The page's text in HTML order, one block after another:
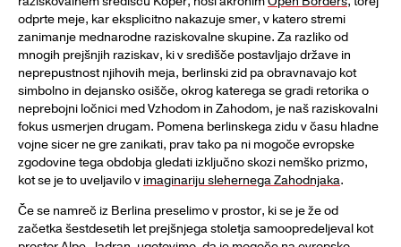
odprte meje, kar eksplicitno nakazuje smer, v katero stremi
zanimanje mednarodne raziskovalne skupine. Za razliko od
mnogih prejšnjih raziskav, ki v središče postavljajo države in
neprepustnost njihovih meja, berlinski zid pa obravnavajo kot
simbolno in dejansko osišče, okrog katerega se gradi retorika o
neprebojni ločnici med Vzhodom in Zahodom, je naš raziskovalni
fokus usmerjen drugam. Pomena berlinskega zidu v času hladne
vojne sicer ne gre zanikati, prav tako pa ni mogoče evropske
zgodovine tega obdobja gledati izključno skozi nemško prizmo,
kot se je to uveljavilo v imaginariju slehernega Zahodnjaka.
Če se namreč iz Berlina preselimo v prostor, ki se je že od
začetka šestdesetih let prejšnjega stoletja samoopredeljeval kot